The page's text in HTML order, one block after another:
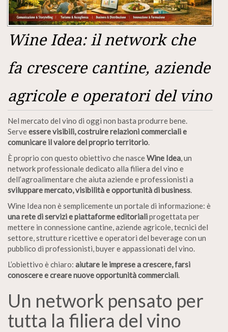
Wine Idea: il network che
fa crescere cantine, aziende
agricole e operatori del vino
Nel mercato del vino di oggi non basta produrre bene.
Serveessere visibili, costruire relazioni commerciali e
comunicare il valore del proprio territorio.
È proprio con questo obiettivo che nasceWine Idea, un
network professionale dedicato alla filiera del vino e
dell’agroalimentare che aiuta aziende e professionisti a
sviluppare mercato, visibilità e opportunità di business.
Wine Idea non è semplicemente un portale di informazione: è
una rete di servizi e piattaforme editorialiprogettata per
mettere in connessione cantine, aziende agricole, tecnici del
settore, strutture ricettive e operatori del beverage con un
pubblico di professionisti, buyer e appassionati del vino.
L’obiettivo è chiaro: aiutare le imprese a crescere, farsi
conoscere e creare nuove opportunità commerciali.
Un network pensato per
tutta la filiera del vino